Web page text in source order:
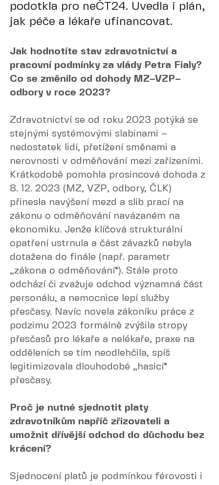
podotkla pro neČT24. Uvedla i plán,
jak péče a lékaře ufinancovat.
Jak hodnotíte stav zdravotnictví a
pracovní podmínky za vlády Petra Fialy?
Co se změnilo od dohody MZ–VZP–
odbory v roce 2023?
Zdravotnictví se od roku 2023 potýká se
stejnými systémovými slabinami –
nedostatek lidí, přetížení směnami a
nerovnosti v odměňování mezi zařízeními.
Krátkodobě pomohla prosincová dohoda z
8. 12. 2023 (MZ, VZP, odbory, ČLK)
přinesla navýšení mezd a slib prací na
zákonu o odměňování navázaném na
ekonomiku. Jenže klíčová strukturální
opatření ustrnula a část závazků nebyla
dotažena do finále (např. parametr
„zákona o odměňování“). Stále proto
odchází či zvažuje odchod významná část
personálu, a nemocnice lepí služby
přesčasy. Navíc novela zákoníku práce z
podzimu 2023 formálně zvýšila stropy
přesčasů pro lékaře a nelékaře, praxe na
odděleních se tím neodlehčila, spíš
legitimizovala dlouhodobé „hasicí“
přesčasy.
Proč je nutné sjednotit platy
zdravotníkům napříč zřizovateli a
umožnit dřívější odchod do důchodu bez
krácení?
Sjednocení platů je podmínkou férovosti i